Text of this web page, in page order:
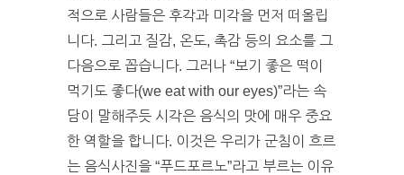
적으로 사람들은 후각과 미각을 먼저 떠올립
니다. 그리고 질감, 온도, 촉감 등의 요소를 그
다음으로 꼽습니다. 그러나 “보기 좋은 떡이
먹기도 좋다(we eat with our eyes)”라는 속
담이 말해주듯 시각은 음식의 맛에 매우 중요
한 역할을 합니다. 이것은 우리가 군침이 흐르
는 음식사진을 “푸드포르노”라고 부르는 이유